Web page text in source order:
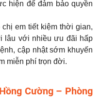
hiện để đảm bảo quyền
em tiết kiệm thời gian,
lâu với nhiều ưu đãi hấp
cập nhật sớm khuyến
miễn phí trọn đời.
Cường – Phòng